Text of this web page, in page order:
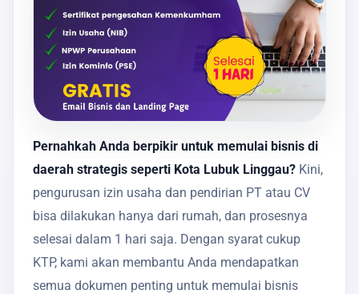
Pernahkah Anda berpikir untuk memulai bisnis di
daerah strategis seperti Kota Lubuk Linggau? Kini,
pengurusan izin usaha dan pendirian PT atau CV
bisa dilakukan hanya dari rumah, dan prosesnya
selesai dalam 1 hari saja. Dengan syarat cukup
KTP, kami akan membantu Anda mendapatkan
semua dokumen penting untuk memulai bisnis